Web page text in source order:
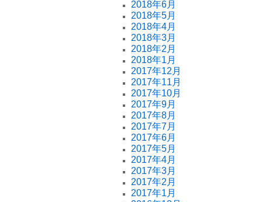
2018年6月
2018年5月
2018年4月
2018年3月
2018年2月
2018年1月
2017年12月
2017年11月
2017年10月
2017年9月
2017年8月
2017年7月
2017年6月
2017年5月
2017年4月
2017年3月
2017年2月
2017年1月